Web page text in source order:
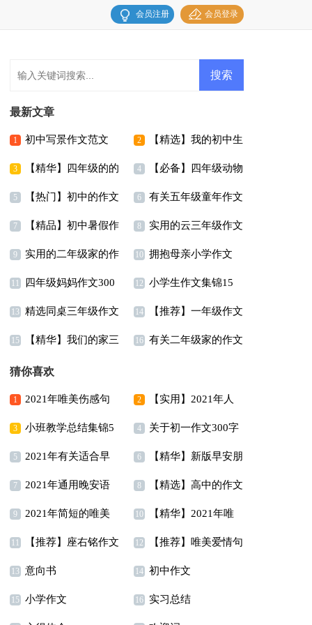
会员登录
会员注册
最新文章
1 初中写景作文范文 2 【精选】我的初中生
活作文汇总六篇
3 【精华】四年级的的
暑假作文四篇
4 【必备】四年级动物
作文汇总五篇
5 【热门】初中的作文
300字合集十篇
6 有关五年级童年作文
合集8篇
7 【精品】初中暑假作
文汇总9篇
8 实用的云三年级作文
300字合集五篇
9 实用的二年级家的作
文合集6篇
10 拥抱母亲小学作文
11 四年级妈妈作文300
字汇编5篇
12 小学生作文集锦15
篇
13 精选同桌三年级作文
300字汇总5篇
14 【推荐】一年级作文
汇总七篇
15 【精华】我们的家三
年级作文汇编5篇
16 有关二年级家的作文
猜你喜欢
1 2021年唯美伤感句
子摘录65句
2 【实用】2021年人
生唯美的句子汇编95句
3 小班教学总结集锦5
篇
4 关于初一作文300字
锦集7篇
5 2021年有关适合早
上发的早安心语朋友圈
合集58条
6 【精华】新版早安朋
友圈问候语摘录66句
7 2021年通用晚安语
录朋友圈锦集62句
8 【精选】高中的作文
400字5篇
9 2021年简短的唯美
简短句子汇编49句
10 【精华】2021年唯
美的早安朋友圈问候语
集合45句
11 【推荐】座右铭作文
汇总9篇
12 【推荐】唯美爱情句
子38句
13 意向书 14 初中作文
15 小学作文 16 实习总结